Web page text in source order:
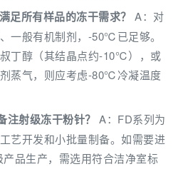
所有样品的冻干需求？ A：对
一般有机制剂，-50℃已足够。
丁醇（其结晶点约-10℃），或
蒸气，则应考虑-80℃冷凝温度
射级冻干粉针？ A：FD系列为
艺开发和小批量制备。如需要进
品生产，需选用符合洁净室标